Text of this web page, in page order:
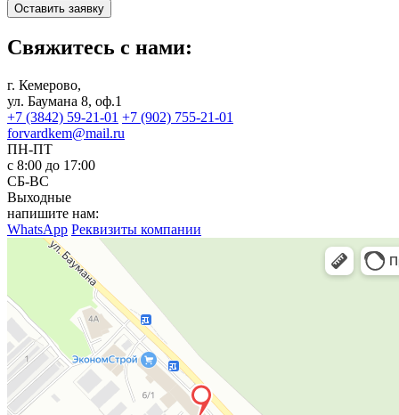
Оставить заявку
Свяжитесь с нами:
г. Кемерово,
ул. Баумана 8, оф.1
+7 (3842) 59-21-01 +7 (902) 755-21-01
forvardkem@mail.ru
ПН-ПТ
с 8:00 до 17:00
СБ-ВС
Выходные
напишите нам:
WhatsApp Реквизиты компании